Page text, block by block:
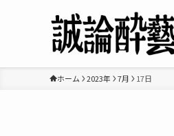
ホーム 2023年 7月 17日